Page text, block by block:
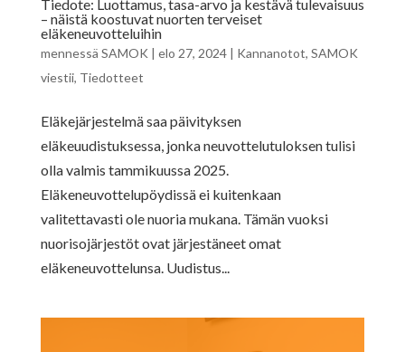
Tiedote: Luottamus, tasa-arvo ja kestävä tulevaisuus
– näistä koostuvat nuorten terveiset
eläkeneuvotteluihin
mennessä SAMOK | elo 27, 2024| Kannanotot, SAMOK
viestii, Tiedotteet
Eläkejärjestelmä saa päivityksen
eläkeuudistuksessa, jonka neuvottelutuloksen tulisi
olla valmis tammikuussa 2025.
Eläkeneuvottelupöydissä ei kuitenkaan
valitettavasti ole nuoria mukana. Tämän vuoksi
nuorisojärjestöt ovat järjestäneet omat
eläkeneuvottelunsa. Uudistus...